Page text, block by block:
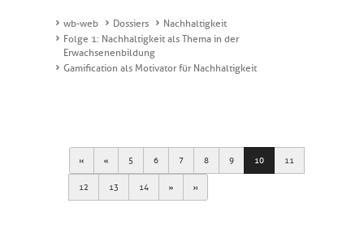
wb-web Dossiers
Nachhaltigkeit
Folge 1: Nachhaltigkeit als Thema in der
Erwachsenenbildung
Gamification als Motivator für Nachhaltigkeit
First Previous
5 6 7 8 9 10 11
12 13 14 Next Last